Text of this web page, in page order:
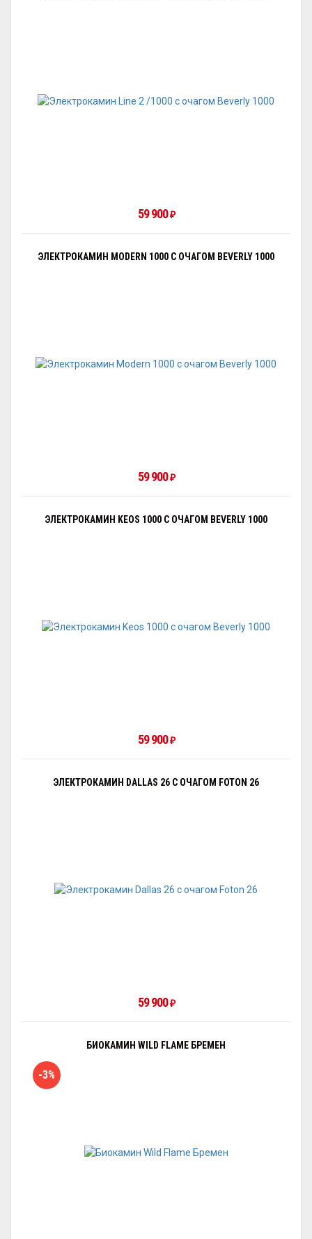
59 900 ₽
ЭЛЕКТРОКАМИН MODERN 1000 С ОЧАГОМ BEVERLY 1000
59 900 ₽
ЭЛЕКТРОКАМИН KEOS 1000 С ОЧАГОМ BEVERLY 1000
59 900 ₽
ЭЛЕКТРОКАМИН DALLAS 26 С ОЧАГОМ FOTON 26
59 900 ₽
БИОКАМИН WILD FLAME БРЕМЕН
-3%